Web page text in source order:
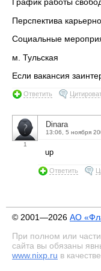
График работы
Перспектива
Социальные
м. Тульская
Если вакансия
Ответить
1
Dinara
13:06, 5 ноября
up
Ответить
© 2001—2026 АО
При полном или
сайта вы обязаны
www.nixp.ru в